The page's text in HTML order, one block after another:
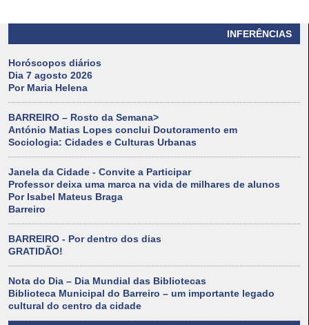
INFERÊNCIAS
Horóscopos diários
Dia 7 agosto 2026
Por Maria Helena
BARREIRO – Rosto da Semana>
António Matias Lopes conclui Doutoramento em
Sociologia: Cidades e Culturas Urbanas
Janela da Cidade - Convite a Participar
Professor deixa uma marca na vida de milhares de alunos
Por Isabel Mateus Braga
Barreiro
BARREIRO - Por dentro dos dias
GRATIDÃO!
Nota do Dia – Dia Mundial das Bibliotecas
Biblioteca Municipal do Barreiro – um importante legado
cultural do centro da cidade